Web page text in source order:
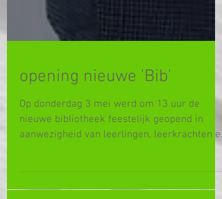
opening nieuwe 'Bib'